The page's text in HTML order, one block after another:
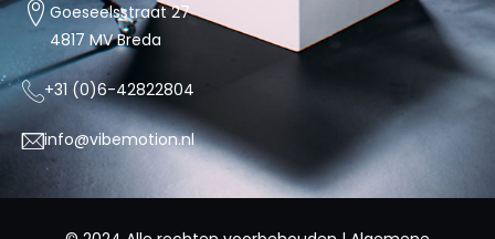
Goeseelsstraat 27
4817 MV Breda
+31 (0)6-42822804
info@vibemotion.nl